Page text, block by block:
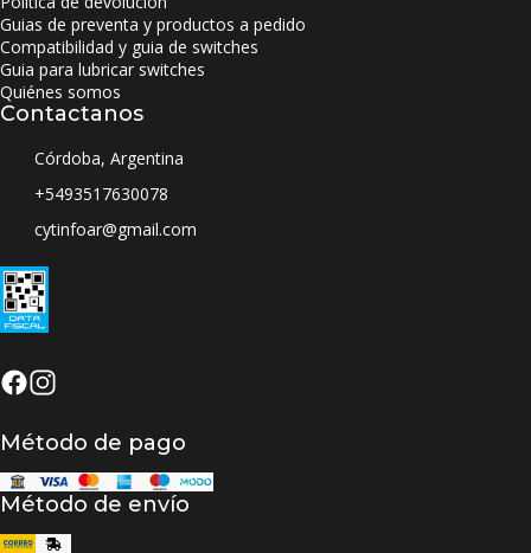
Guias de preventa y productos a pedido
Compatibilidad y guia de switches
Guia para lubricar switches
Quiénes somos
Contactanos
Córdoba, Argentina
+5493517630078
cytinfoar@gmail.com
Método de pago
Método de envío